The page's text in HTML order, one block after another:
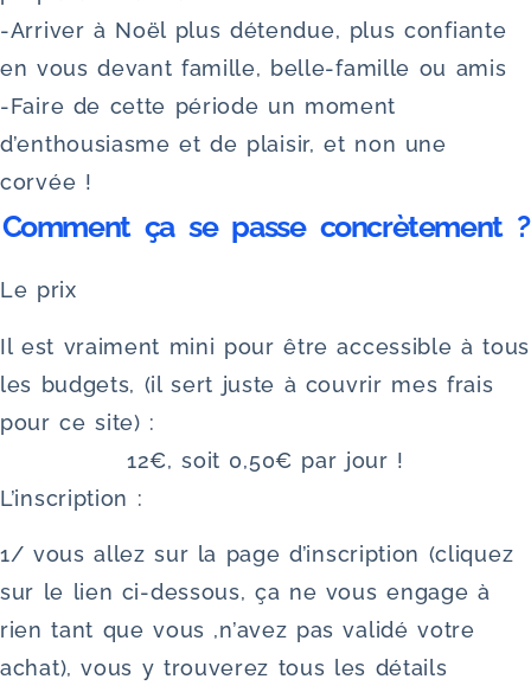
-Arriver à Noël plus détendue, plus confiante
en vous devant famille, belle-famille ou amis
-Faire de cette période un moment
d’enthousiasme et de plaisir, et non une
corvée !
Comment ça se passe concrètement ?
Le prix
Il est vraiment mini pour être accessible à tous
les budgets, (il sert juste à couvrir mes frais
pour ce site) :
12€, soit 0,50€ par jour !
L’inscription :
1/ vous allez sur la page d’inscription (cliquez
sur le lien ci-dessous, ça ne vous engage à
rien tant que vous ,n’avez pas validé votre
achat), vous y trouverez tous les détails